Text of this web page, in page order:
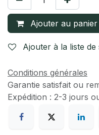
Ajouter au panier
Ajouter à la liste de
Conditions générales
Garantie satisfait ou
Expédition : 2-3 jours